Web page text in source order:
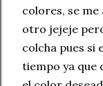
colores, se me
otro jejeje
colcha pues si
tiempo ya que